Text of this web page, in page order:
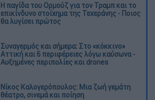
Η παγίδα του Ορμούζ για τον Τραμπ και το
επικίνδυνο στοίχημα της Τεχεράνης - Ποιος
θα λυγίσει πρώτος
Συναγερμός και σήμερα: Στο «κόκκινο»
Αττική και 6 περιφέρειες λόγω καύσωνα -
Αυξημένες περιπολίες και drones
Νίκος Καλογερόπουλος: Μια ζωή γεμάτη
θέατρο, σινεμά και ποίηση